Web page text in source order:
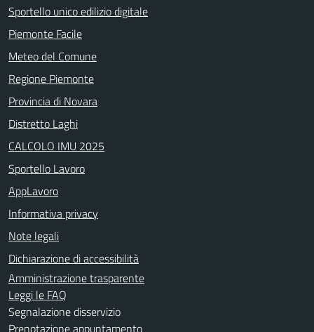
Sportello unico edilizio digitale
Piemonte Facile
Meteo del Comune
Regione Piemonte
Provincia di Novara
Distretto Laghi
CALCOLO IMU 2025
Sportello Lavoro
AppLavoro
Informativa privacy
Note legali
Dichiarazione di accessibilità
Amministrazione trasparente
Leggi le FAQ
Segnalazione disservizio
Prenotazione appuntamento